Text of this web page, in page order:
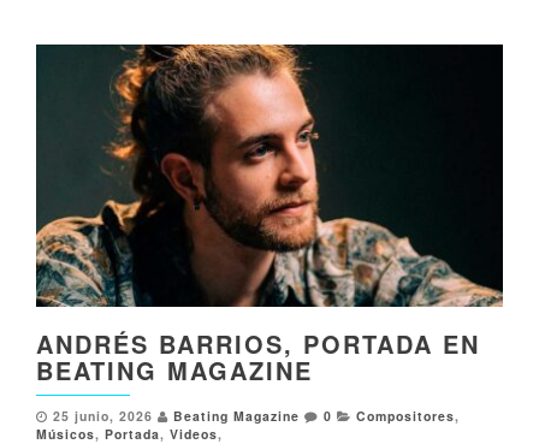
ANDRÉS BARRIOS, PORTADA EN
BEATING MAGAZINE
25 junio, 2026 Beating Magazine 0 Compositores,
Músicos, Portada, Videos,